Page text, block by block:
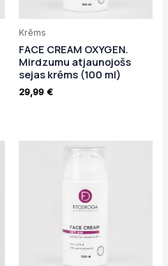
Krēms
FACE CREAM OXYGEN.
Mirdzumu atjaunojošs
sejas krēms (100 ml)
29,99 €